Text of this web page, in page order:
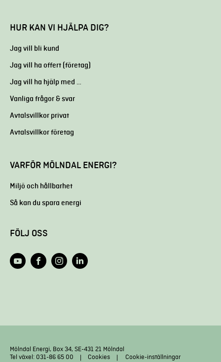
HUR KAN VI HJÄLPA DIG?
Jag vill bli kund
Jag vill ha offert (företag)
Jag vill ha hjälp med …
Vanliga frågor & svar
Avtalsvillkor privat
Avtalsvillkor företag
VARFÖR MÖLNDAL ENERGI?
Miljö och hållbarhet
Så kan du spara energi
FÖLJ OSS
Mölndal Energi, Box 34, SE-431 21 Mölndal
Tel växel: 031-86 65 00
Cookies Cookie-inställningar